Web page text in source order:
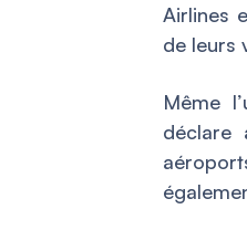
Airlines
de leurs
Même
déclare